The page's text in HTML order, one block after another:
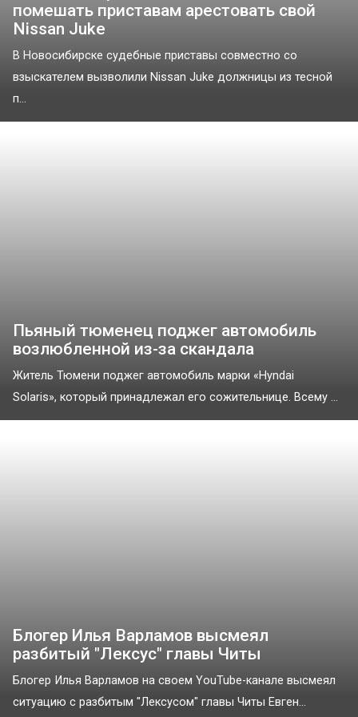
помешать приставам арестовать свой
Nissan Juke
В Новосибирске судебные приставы совместно со
взыскателем вызволили Nissan Juke должницы из тесной
п...
Пьяный тюменец поджег автомобиль
возлюбленной из-за скандала
Житель Тюмени поджег автомобиль марки «Hyndai
Solaris», который принадлежал его сожительнице. Всему ...
Блогер Илья Варламов высмеял
разбитый "Лексус" главы Читы
Блогер Илья Варламов на своем YouTube-канале высмеял
ситуацию с разбитым "Лексусом" главы Читы Евген...